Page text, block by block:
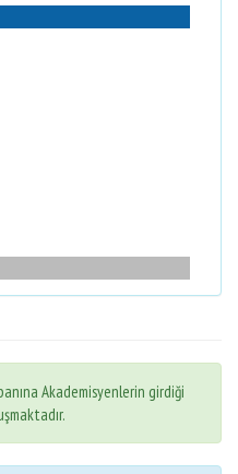
Akademisyenlerin girdiği